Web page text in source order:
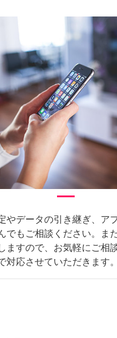
やデータの引き継ぎ、ア
でもご相談ください。ま
ますので、お気軽にご相
対応させていただきます。